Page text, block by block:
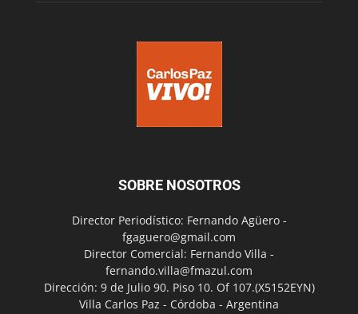
SOBRE NOSOTROS
Director Periodístico: Fernando Agüero -
fgaguero@gmail.com
Director Comercial: Fernando Villa -
fernando.villa@fmazul.com
Dirección: 9 de Julio 90. Piso 10. Of 107.(X5152EYN)
Villa Carlos Paz - Córdoba - Argentina